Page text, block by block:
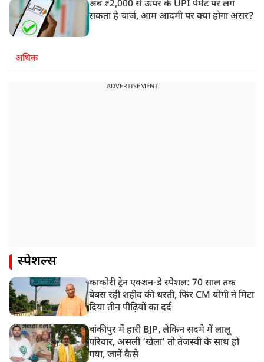
अब ₹2,000 से ऊपर के UPI पेमेंट पर लग
सकता है चार्ज, आम आदमी पर क्या होगा असर?
अधिक
ADVERTISEMENT
स्पेशल्स
काकोरी ट्रेन एक्शन-डे स्पेशल: 70 साल तक
बेबस रही शहीद की धरती, फिर CM योगी ने मिटा
दिया तीन पीढ़ियों का दर्द
बांकीपुर में हारी BJP, लेकिन सदमे में लालू
परिवार, असली ‘खेला’ तो तेजस्वी के साथ हो
गया, जानें कैसे